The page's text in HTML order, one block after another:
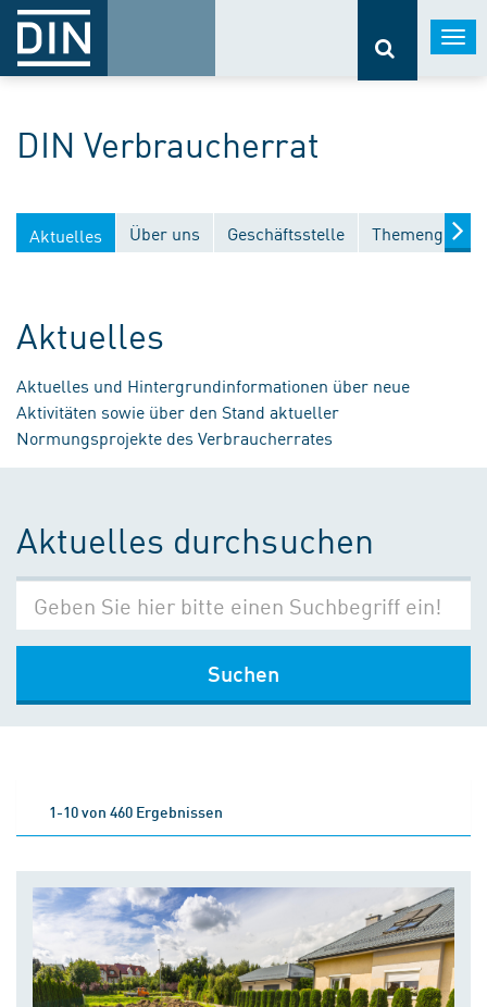
DIN Verbraucherrat
Aktuelles Über uns Geschäftsstelle
Aktuelles
Aktuelles und Hintergrundinformationen über neue
Aktivitäten sowie über den Stand aktueller
Normungsprojekte des Verbraucherrates
Aktuelles durchsuchen
Suchen
1-10 von 460 Ergebnissen